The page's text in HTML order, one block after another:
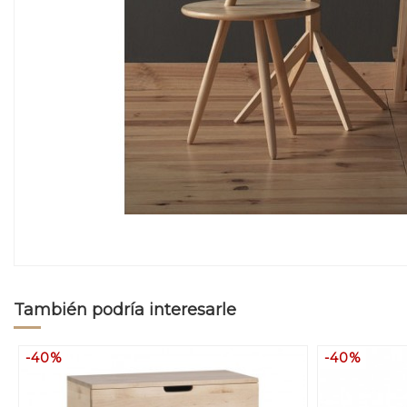
También podría interesarle
-40% -40%